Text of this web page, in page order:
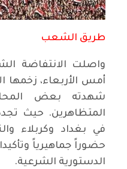
طريق الشعب
واصلت الانتفاضة
أمس الأربعاء، زخمها
شهدته بعض
المتظاهرين. حيث
في بغداد وكربلاء
حضوراً جماهيرياً
الدستورية الشرعية.